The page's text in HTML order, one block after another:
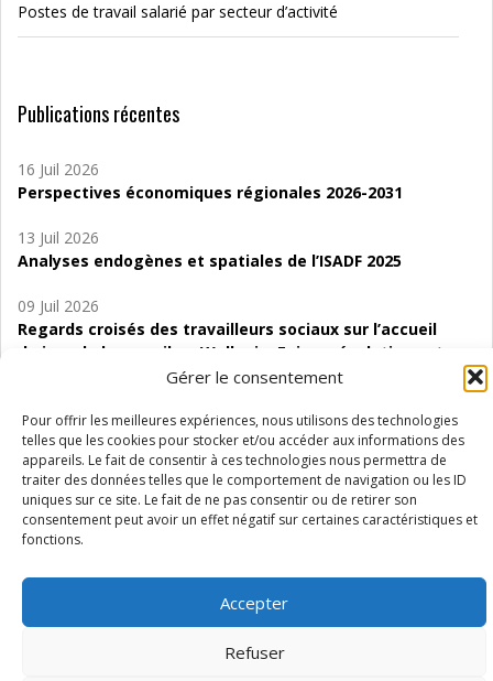
Gérer le consentement
Pour offrir les meilleures expériences, nous utilisons des technologies
telles que les cookies pour stocker et/ou accéder aux informations des
appareils. Le fait de consentir à ces technologies nous permettra de
traiter des données telles que le comportement de navigation ou les ID
uniques sur ce site. Le fait de ne pas consentir ou de retirer son
consentement peut avoir un effet négatif sur certaines caractéristiques et
fonctions.
Accepter
Refuser
Postes de travail salarié par secteur d’activité
Publications récentes
16 Juil 2026
Perspectives économiques régionales 2026-2031
13 Juil 2026
Analyses endogènes et spatiales de l’ISADF 2025
09 Juil 2026
Regards croisés des travailleurs sociaux sur l’accueil
de jour de bas seuil en Wallonie. Enjeux, évolutions et
06 Juil 2026
Étude d’évaluabilité des Structures
d’accompagnement à l’autocréation d’emploi (SAACE)
01 Juil 2026
Pénurie du personnel infirmier :quels indicateurs
Wallonie ?